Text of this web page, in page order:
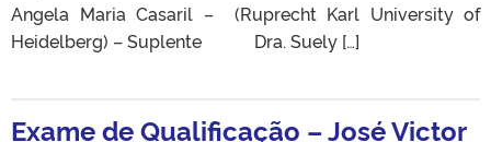
Angela Maria Casaril – (Ruprecht Karl University of
Heidelberg) – Suplente Dra. Suely […]
Exame de Qualificação – José Victor